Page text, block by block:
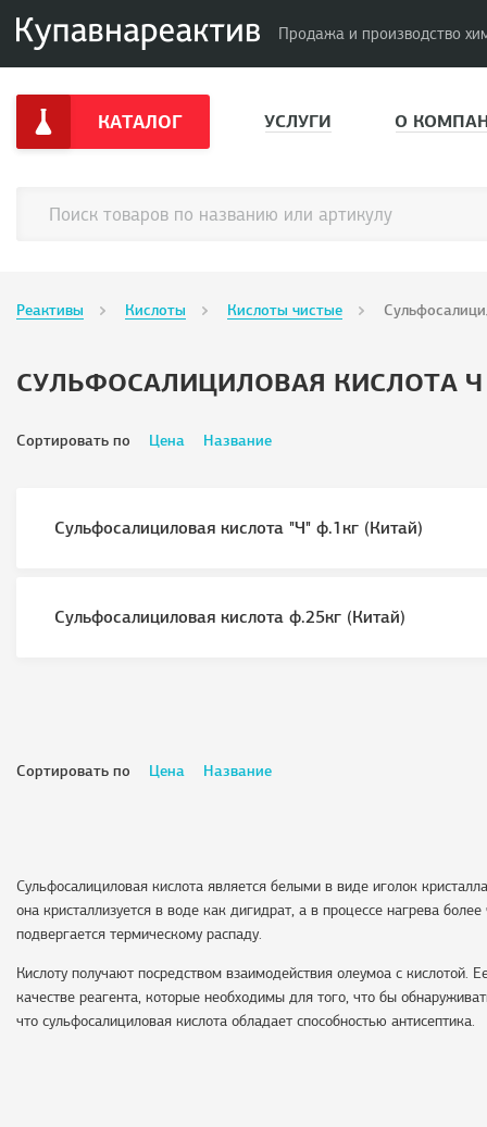
Продажа и производство
КАТАЛОГ УСЛУГИ О
Реактивы Кислоты Кислоты чистые
СУЛЬФОСАЛИЦИЛОВАЯ КИСЛОТА Ч
Сортировать по Цена Название
Сульфосалициловая кислота "Ч" ф.1кг (Китай)
Сульфосалициловая кислота ф.25кг (Китай)
Сортировать по Цена Название
Сульфосалициловая кислота является белыми в виде иголок
она кристаллизуется в воде как дигидрат, а в процессе нагрева
подвергается термическому распаду.
Кислоту получают посредством взаимодействия олеумоа с кислотой.
качестве реагента, которые необходимы для того, что бы
что сульфосалициловая кислота обладает способностью антисептика.